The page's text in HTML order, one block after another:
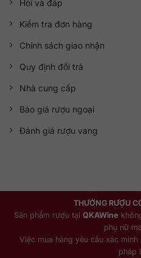
Hỏi và đáp
Kiểm tra đơn hàng
Chính sách giao nhận
Quy định đổi trả
Nhà cung cấp
Báo giá rượu ngoại
Đánh giá rượu vang
THƯỞNG RƯỢU
Sản phẩm rượu tại QKAWine
phụ nữ
Việc mua hàng yêu cầu xác
pháp